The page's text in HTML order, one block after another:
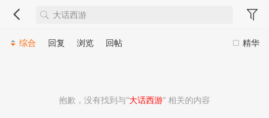
精华
综合 回复 浏览 回帖
抱歉，没有找到与“大话西游” 相关的内容